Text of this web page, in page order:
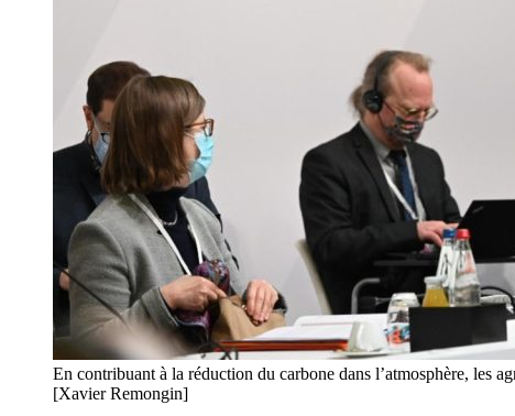
En contribuant à la réduction du carbone dans l’atmosphère, les
[Xavier Remongin]